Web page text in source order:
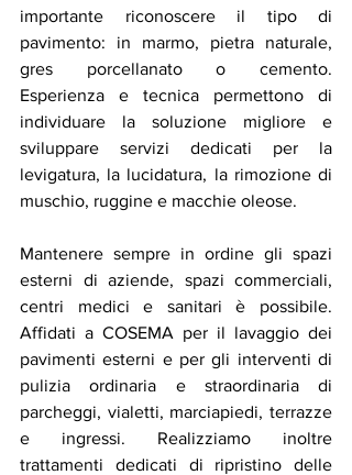
importante riconoscere il tipo di
pavimento: in marmo, pietra naturale,
gres porcellanato o cemento.
Esperienza e tecnica permettono di
individuare la soluzione migliore e
sviluppare servizi dedicati per la
levigatura, la lucidatura, la rimozione di
muschio, ruggine e macchie oleose.
Mantenere sempre in ordine gli spazi
esterni di aziende, spazi commerciali,
centri medici e sanitari è possibile.
Affidati a COSEMA per il lavaggio dei
pavimenti esterni e per gli interventi di
pulizia ordinaria e straordinaria di
parcheggi, vialetti, marciapiedi, terrazze
e ingressi. Realizziamo inoltre
trattamenti dedicati di ripristino delle